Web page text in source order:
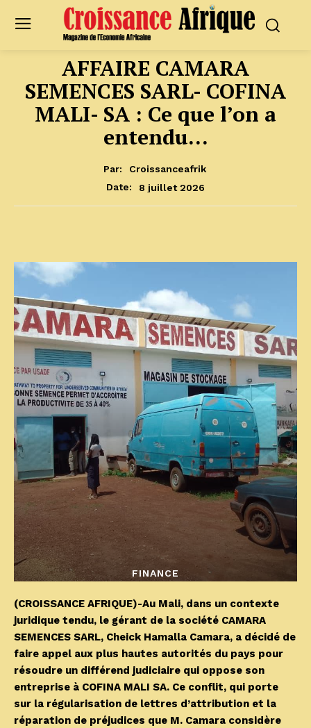
AFFAIRE CAMARA
SEMENCES SARL- COFINA
MALI- SA : Ce que l’on a
entendu…
Par:
Croissanceafrik
Date:
8 juillet 2026
FINANCE
(CROISSANCE AFRIQUE)-Au Mali, dans un contexte
juridique tendu, le gérant de la société CAMARA
SEMENCES SARL, Cheick Hamalla Camara, a décidé de
faire appel aux plus hautes autorités du pays pour
résoudre un différend judiciaire qui oppose son
entreprise à COFINA MALI SA. Ce conflit, qui porte
sur la régularisation de lettres d’attribution et la
réparation de préjudices que M. Camara considère